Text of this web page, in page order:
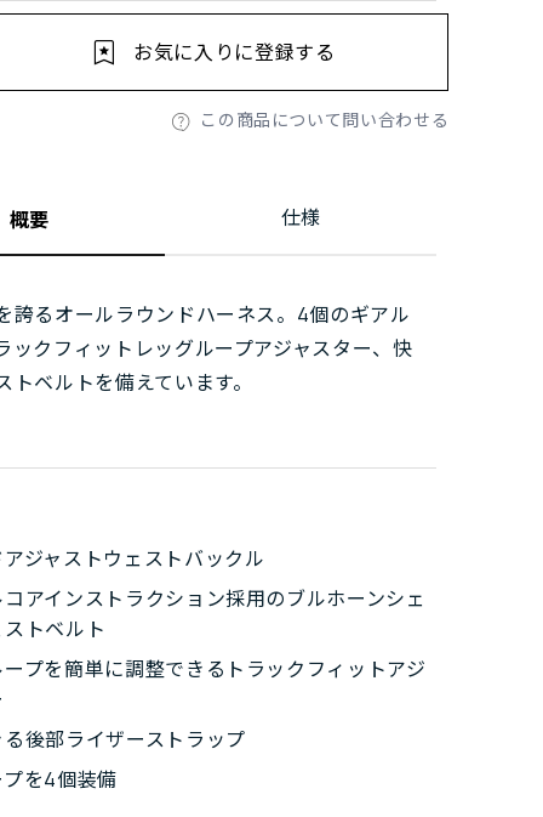
この商品について問い合わせる
お気に入りに登録する
概要 仕様
誇るオールラウンドハーネス。4個のギアル
ックフィットレッグループアジャスター、快
トベルトを備えています。
ジャストウェストバックル
アインストラクション採用のブルホーンシェ
トベルト
プを簡単に調整できるトラックフィットアジ
後部ライザーストラップ
を4個装備